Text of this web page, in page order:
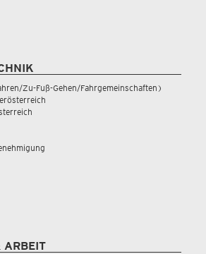
Zu-Fuß-Gehen/Fahrgemeinschaften)
ARBEIT